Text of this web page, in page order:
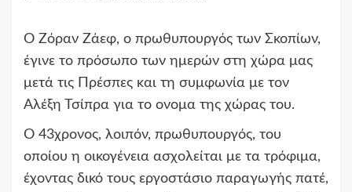
Ο Ζόραν Ζάεφ, ο πρωθυπουργός των Σκοπίων,
έγινε το πρόσωπο των ημερών στη χώρα μας
μετά τις Πρέσπες και τη συμφωνία με τον
Αλέξη Τσίπρα για το ονομα της χώρας του.
Ο 43χρονος, λοιπόν, πρωθυπουργός, του
οποίου η οικογένεια ασχολείται με τα τρόφιμα,
έχοντας δικό τους εργοστάσιο παραγωγής πατέ,